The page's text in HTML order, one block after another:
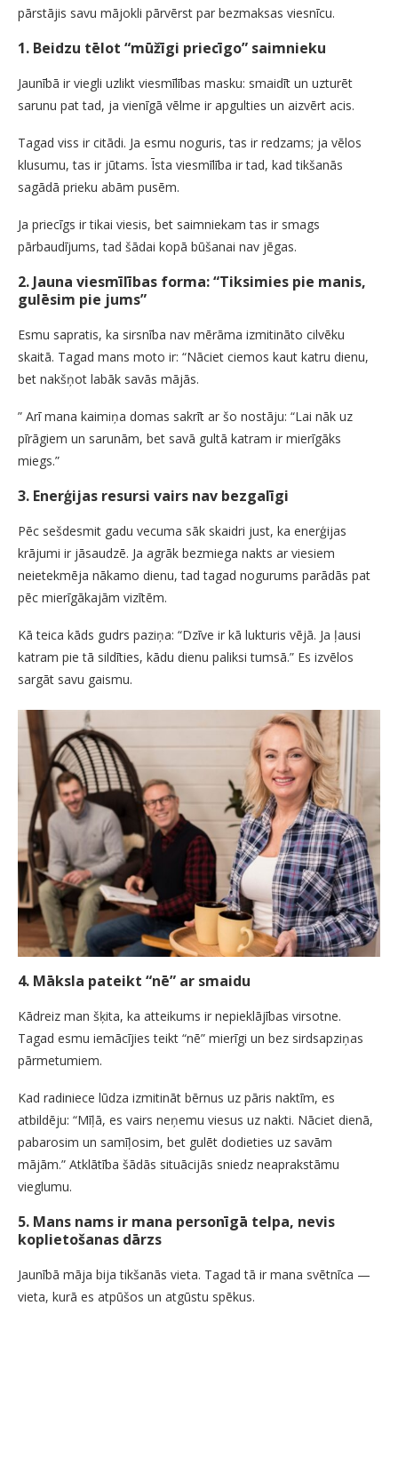
pārstājis savu mājokli pārvērst par bezmaksas viesnīcu.
1. Beidzu tēlot “mūžīgi priecīgo” saimnieku
Jaunībā ir viegli uzlikt viesmīlības masku: smaidīt un uzturēt
sarunu pat tad, ja vienīgā vēlme ir apgulties un aizvērt acis.
Tagad viss ir citādi. Ja esmu noguris, tas ir redzams; ja vēlos
klusumu, tas ir jūtams. Īsta viesmīlība ir tad, kad tikšanās
sagādā prieku abām pusēm.
Ja priecīgs ir tikai viesis, bet saimniekam tas ir smags
pārbaudījums, tad šādai kopā būšanai nav jēgas.
2. Jauna viesmīlības forma: “Tiksimies pie manis,
gulēsim pie jums”
Esmu sapratis, ka sirsnība nav mērāma izmitināto cilvēku
skaitā. Tagad mans moto ir: “Nāciet ciemos kaut katru dienu,
bet nakšņot labāk savās mājās.
” Arī mana kaimiņa domas sakrīt ar šo nostāju: “Lai nāk uz
pīrāgiem un sarunām, bet savā gultā katram ir mierīgāks
miegs.”
3. Enerģijas resursi vairs nav bezgalīgi
Pēc sešdesmit gadu vecuma sāk skaidri just, ka enerģijas
krājumi ir jāsaudzē. Ja agrāk bezmiega nakts ar viesiem
neietekmēja nākamo dienu, tad tagad nogurums parādās pat
pēc mierīgākajām vizītēm.
Kā teica kāds gudrs paziņa: “Dzīve ir kā lukturis vējā. Ja ļausi
katram pie tā sildīties, kādu dienu paliksi tumsā.” Es izvēlos
sargāt savu gaismu.
4. Māksla pateikt “nē” ar smaidu
Kādreiz man šķita, ka atteikums ir nepieklājības virsotne.
Tagad esmu iemācījies teikt “nē” mierīgi un bez sirdsapziņas
pārmetumiem.
Kad radiniece lūdza izmitināt bērnus uz pāris naktīm, es
atbildēju: “Mīļā, es vairs neņemu viesus uz nakti. Nāciet dienā,
pabarosim un samīļosim, bet gulēt dodieties uz savām
mājām.” Atklātība šādās situācijās sniedz neaprakstāmu
vieglumu.
5. Mans nams ir mana personīgā telpa, nevis
koplietošanas dārzs
Jaunībā māja bija tikšanās vieta. Tagad tā ir mana svētnīca —
vieta, kurā es atpūšos un atgūstu spēkus.